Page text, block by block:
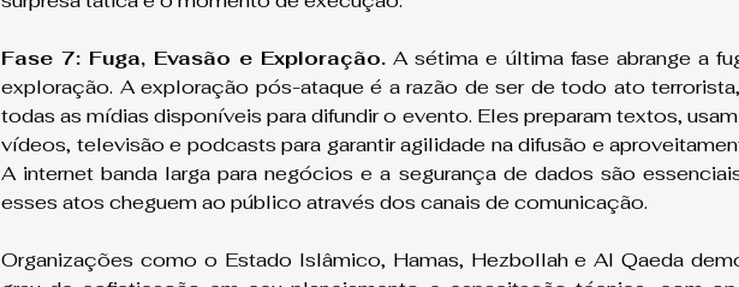
Fase 7: Fuga, Evasão e Exploração. A sétima e última fase abrange a
exploração. A exploração pós-ataque é a razão de ser de todo ato
todas as mídias disponíveis para difundir o evento. Eles preparam textos,
vídeos, televisão e podcasts para garantir agilidade na difusão e
A internet banda larga para negócios e a segurança de dados são
esses atos cheguem ao público através dos canais de comunicação.
Organizações como o Estado Islâmico, Hamas, Hezbollah e Al Qaeda